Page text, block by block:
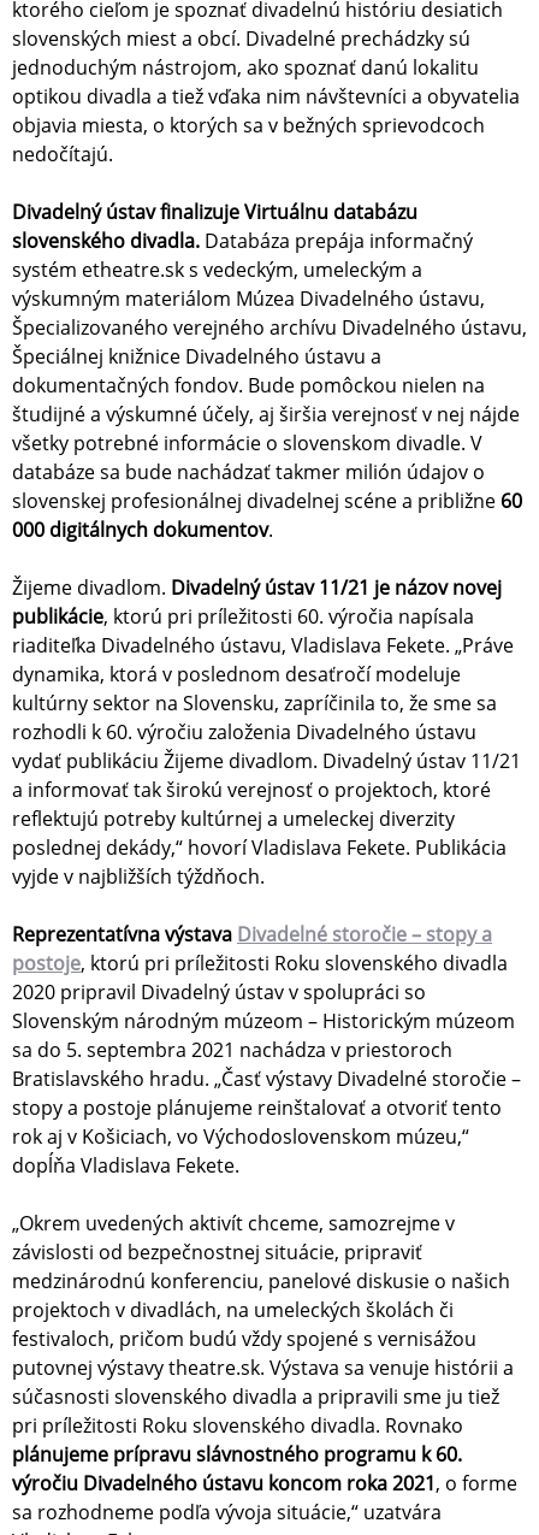
ktorého cieľom je spoznať divadelnú históriu desiatich
slovenských miest a obcí. Divadelné prechádzky sú
jednoduchým nástrojom, ako spoznať danú lokalitu
optikou divadla a tiež vďaka nim návštevníci a obyvatelia
objavia miesta, o ktorých sa v bežných sprievodcoch
nedočítajú.
Divadelný ústav finalizuje Virtuálnu databázu
slovenského divadla. Databáza prepája informačný
systém etheatre.sk s vedeckým, umeleckým a
výskumným materiálom Múzea Divadelného ústavu,
Špecializovaného verejného archívu Divadelného ústavu,
Špeciálnej knižnice Divadelného ústavu a
dokumentačných fondov. Bude pomôckou nielen na
študijné a výskumné účely, aj širšia verejnosť v nej nájde
všetky potrebné informácie o slovenskom divadle. V
databáze sa bude nachádzať takmer milión údajov o
slovenskej profesionálnej divadelnej scéne a približne 60
000 digitálnych dokumentov.
Žijeme divadlom. Divadelný ústav 11/21 je názov novej
publikácie, ktorú pri príležitosti 60. výročia napísala
riaditeľka Divadelného ústavu, Vladislava Fekete. „Práve
dynamika, ktorá v poslednom desaťročí modeluje
kultúrny sektor na Slovensku, zapríčinila to, že sme sa
rozhodli k 60. výročiu založenia Divadelného ústavu
vydať publikáciu Žijeme divadlom. Divadelný ústav 11/21
a informovať tak širokú verejnosť o projektoch, ktoré
reflektujú potreby kultúrnej a umeleckej diverzity
poslednej dekády,“ hovorí Vladislava Fekete. Publikácia
vyjde v najbližších týždňoch.
Reprezentatívna výstava Divadelné storočie – stopy a
postoje, ktorú pri príležitosti Roku slovenského divadla
2020 pripravil Divadelný ústav v spolupráci so
Slovenským národným múzeom – Historickým múzeom
sa do 5. septembra 2021 nachádza v priestoroch
Bratislavského hradu. „Časť výstavy Divadelné storočie –
stopy a postoje plánujeme reinštalovať a otvoriť tento
rok aj v Košiciach, vo Východoslovenskom múzeu,“
dopĺňa Vladislava Fekete.
„Okrem uvedených aktivít chceme, samozrejme v
závislosti od bezpečnostnej situácie, pripraviť
medzinárodnú konferenciu, panelové diskusie o našich
projektoch v divadlách, na umeleckých školách či
festivaloch, pričom budú vždy spojené s vernisážou
putovnej výstavy theatre.sk. Výstava sa venuje histórii a
súčasnosti slovenského divadla a pripravili sme ju tiež
pri príležitosti Roku slovenského divadla. Rovnako
plánujeme prípravu slávnostného programu k 60.
výročiu Divadelného ústavu koncom roka 2021, o forme
sa rozhodneme podľa vývoja situácie,“ uzatvára